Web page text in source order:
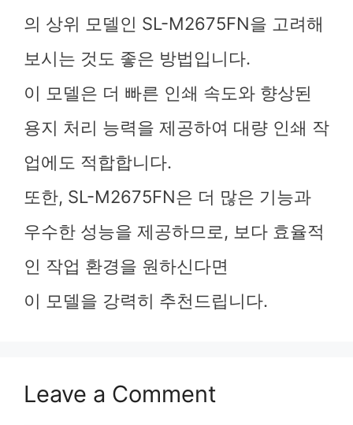
의 상위 모델인 SL-M2675FN을 고려해
보시는 것도 좋은 방법입니다.
이 모델은 더 빠른 인쇄 속도와 향상된
용지 처리 능력을 제공하여 대량 인쇄 작
업에도 적합합니다.
또한, SL-M2675FN은 더 많은 기능과
우수한 성능을 제공하므로, 보다 효율적
인 작업 환경을 원하신다면
이 모델을 강력히 추천드립니다.
Leave a Comment